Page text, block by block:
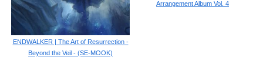
ENDWALKER | The Art of Resurrection -
Beyond the Veil - (SE-MOOK)
Arrangement Album Vol. 4